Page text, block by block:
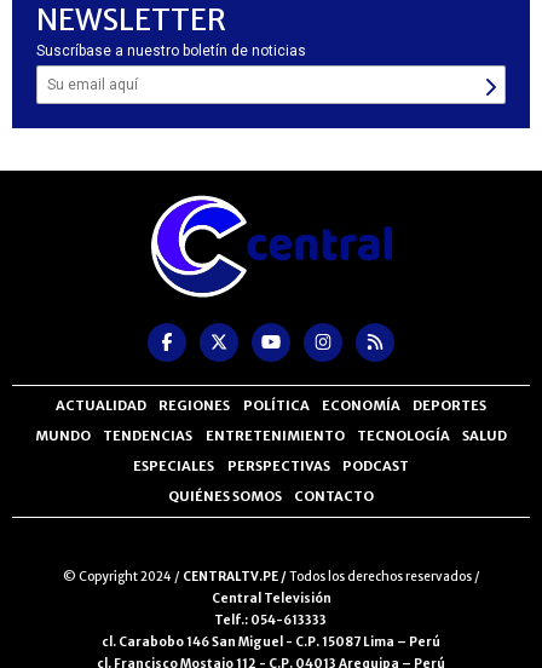
NEWSLETTER
Suscríbase a nuestro boletín de noticias
ACTUALIDAD REGIONES POLÍTICA ECONOMÍA
DEPORTES
MUNDO
TENDENCIAS ENTRETENIMIENTO TECNOLOGÍA
SALUD
ESPECIALES
PERSPECTIVAS
PODCAST
QUIÉNES SOMOS
CONTACTO
© Copyright 2024 / CENTRALTV.PE /Todos los derechos reservados /
Central Televisión
Telf.: 054-613333
cl. Carabobo 146 San Miguel - C.P. 15087 Lima – Perú
cl. Francisco Mostajo 112 - C.P. 04013 Arequipa – Perú